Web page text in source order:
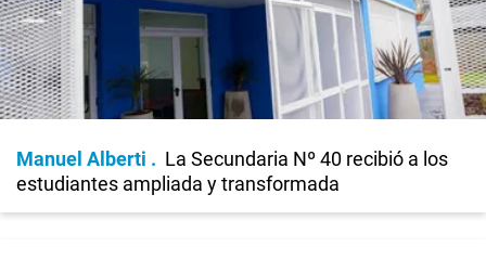
Manuel Alberti
La Secundaria Nº 40 recibió a los
estudiantes ampliada y transformada